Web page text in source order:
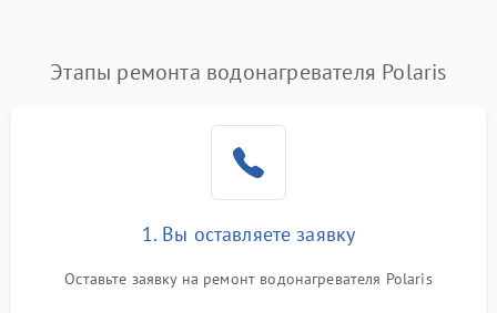
Этапы ремонта водонагревателя Polaris
1. Вы оставляете заявку
Оставьте заявку на ремонт водонагревателя Polaris